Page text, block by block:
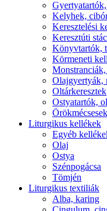
Kelyhek,
Keresztelési
Keresztúti
Könyvtartók,
Körmeneti
Olajgyertyák,
Oltárkeresztek
Ostyatartók,
Örökmécsesek
Liturgikus kellékek
Egyéb
Olaj
Ostya
Szénpogácsa
Tömjén
Liturgikus textiliák
Alba, karing